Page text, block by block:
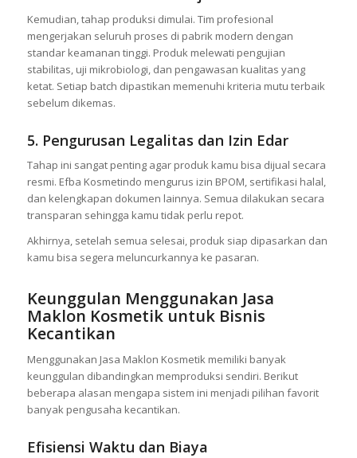
Kemudian, tahap produksi dimulai. Tim profesional
mengerjakan seluruh proses di pabrik modern dengan
standar keamanan tinggi. Produk melewati pengujian
stabilitas, uji mikrobiologi, dan pengawasan kualitas yang
ketat. Setiap batch dipastikan memenuhi kriteria mutu terbaik
sebelum dikemas.
5. Pengurusan Legalitas dan Izin Edar
Tahap ini sangat penting agar produk kamu bisa dijual secara
resmi. Efba Kosmetindo mengurus izin BPOM, sertifikasi halal,
dan kelengkapan dokumen lainnya. Semua dilakukan secara
transparan sehingga kamu tidak perlu repot.
Akhirnya, setelah semua selesai, produk siap dipasarkan dan
kamu bisa segera meluncurkannya ke pasaran.
Keunggulan Menggunakan Jasa
Maklon Kosmetik untuk Bisnis
Kecantikan
Menggunakan Jasa Maklon Kosmetik memiliki banyak
keunggulan dibandingkan memproduksi sendiri. Berikut
beberapa alasan mengapa sistem ini menjadi pilihan favorit
banyak pengusaha kecantikan.
Efisiensi Waktu dan Biaya